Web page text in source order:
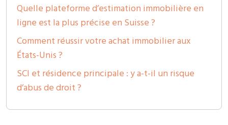
Quelle plateforme d’estimation immobilière en
ligne est la plus précise en Suisse ?
Comment réussir votre achat immobilier aux
États-Unis ?
SCI et résidence principale : y a-t-il un risque
d’abus de droit ?